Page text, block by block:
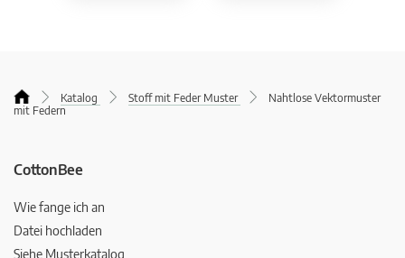
Katalog Stoff mit Feder Muster
Nahtlose Vektormuster
mit Federn
CottonBee
Wie fange ich an
Datei hochladen
Siehe Musterkatalog